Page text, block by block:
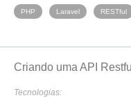
PHP Laravel RESTful
Criando uma API
Tecnologias: